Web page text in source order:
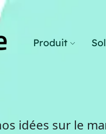
Produit
idées sur le